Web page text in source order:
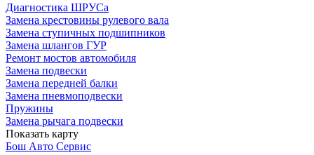
Диагностика ШРУСа
Замена крестовины рулевого вала
Замена ступичных подшипников
Замена шлангов ГУР
Ремонт мостов автомобиля
Замена подвески
Замена передней балки
Замена пневмоподвески
Пружины
Замена рычага подвески
Показать карту
Бош Авто Сервис